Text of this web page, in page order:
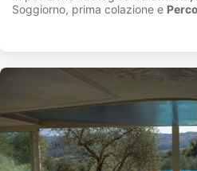
Soggiorno, prima colazione e